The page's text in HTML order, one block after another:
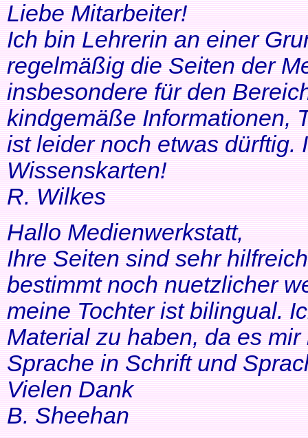
Liebe Mitarbeiter!
Ich bin Lehrerin an einer
regelmäßig die Seiten der
insbesondere für den
kindgemäße Informationen,
ist leider noch etwas dürftig.
Wissenskarten!
R. Wilkes
Hallo Medienwerkstatt,
Ihre Seiten sind sehr
bestimmt noch nuetzlicher
meine Tochter ist bilingual.
Material zu haben, da es
Sprache in Schrift und
Vielen Dank
B. Sheehan